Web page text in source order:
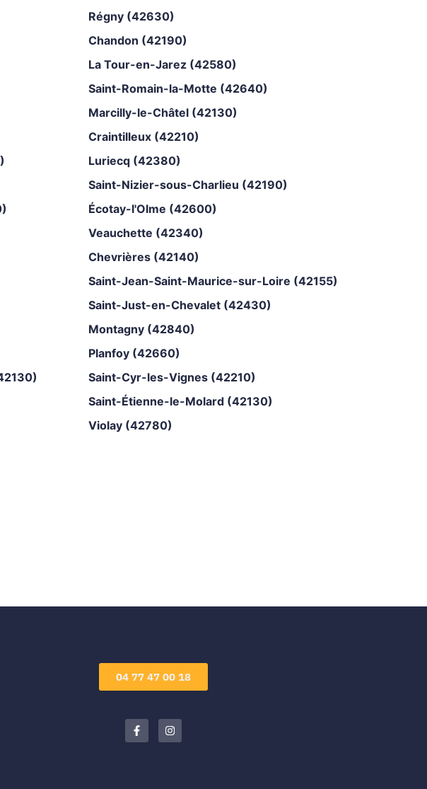
Régny (42630)
Chandon (42190)
La Tour-en-Jarez (42580)
Saint-Romain-la-Motte (42640)
Marcilly-le-Châtel (42130)
Craintilleux (42210)
Luriecq (42380)
Saint-Nizier-sous-Charlieu (42190)
Écotay-l'Olme (42600)
Veauchette (42340)
Chevrières (42140)
Saint-Jean-Saint-Maurice-sur-Loire (42155)
Saint-Just-en-Chevalet (42430)
Montagny (42840)
Planfoy (42660)
Saint-Cyr-les-Vignes (42210)
Saint-Étienne-le-Molard (42130)
Violay (42780)
04 77 47 00 18